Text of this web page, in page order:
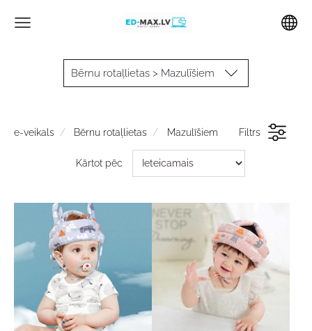
Bērnu rotaļlietas > Mazulīšiem
e-veikals Bērnu rotaļlietas Mazulīšiem Filtrs
Kārtot pēc